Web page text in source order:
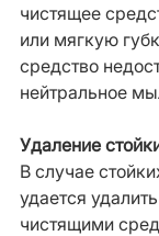
чистящее
или мягкую
средство
нейтральное
Удаление
В случае
удается
чистящими